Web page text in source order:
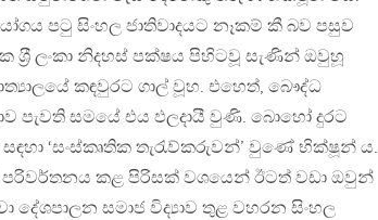
පටු සිංහල ජාතිවාදයට නෑකම් කී බව පසුව
ලංකා නිදහස් පක්ෂය පිහිටවූ සැණින් ඔවුහූ
කඳවුරට ගාල් වූහ. එහෙත්, බෞද්ධ
පැවති සමයේ එය ඵලදායී වුණි. බොහෝ දුරට
‘සංස්කෘතික තැරැව්කරුවන්’ වුණේ භික්ෂූන් ය.
පරිවර්තනය කළ පිරිසක් වශයෙන් ඊටත් වඩා ඔවුන්
දේශපාලන සමාජ විද්‍යාව තුළ වහරන සිංහල